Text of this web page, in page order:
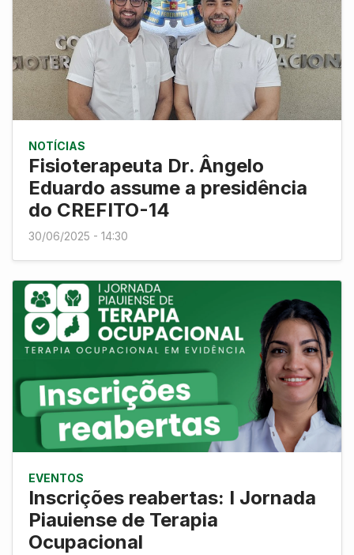
NOTÍCIAS
Fisioterapeuta Dr. Ângelo
Eduardo assume a presidência
do CREFITO-14
30/06/2025 - 14:30
EVENTOS
Inscrições reabertas: I Jornada
Piauiense de Terapia
Ocupacional